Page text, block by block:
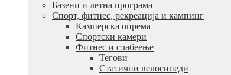
Базени и летна програма
Спорт, фитнес, рекреација и кампинг
Камперска опрема
Спортски камери
Фитнес и слабеење
Тегови
Статични велосипеди